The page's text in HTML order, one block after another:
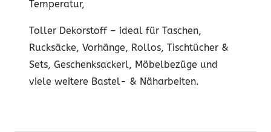
Temperatur,
Toller Dekorstoff – ideal für Taschen,
Rucksäcke, Vorhänge, Rollos, Tischtücher &
Sets, Geschenksackerl, Möbelbezüge und
viele weitere Bastel- & Näharbeiten.